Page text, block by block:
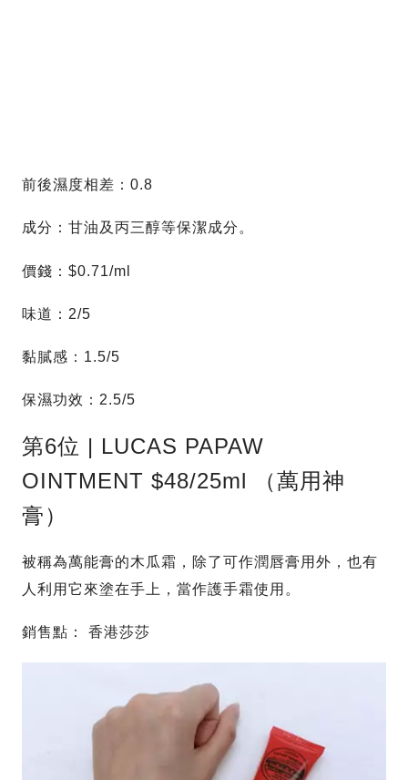
前後濕度相差：0.8
成分：甘油及丙三醇等保潔成分。
價錢：$0.71/ml
味道：2/5
黏膩感：1.5/5
保濕功效：2.5/5
第6位 | LUCAS PAPAW
OINTMENT $48/25ml （萬用神
膏）
被稱為萬能膏的木瓜霜，除了可作潤唇膏用外，也有
人利用它來塗在手上，當作護手霜使用。
銷售點： 香港莎莎